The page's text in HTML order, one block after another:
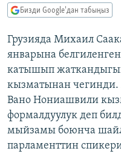
ЭКСПЕРТТЕР ТАЛДАЙТ
БИЗ ЖАНА ДҮЙНӨ
ДАНИСТЕ
ЭЖЕ-СИҢДИЛЕР
ЫҢГАЙСЫЗ СУРООЛОР
ӨЗГӨЧӨ ПИКИР
Русский
ОНЛАЙН ШЕРИНЕ
Бизди Google'дан табыңыз
Грузияда Михаил
январына
катышып
кызматынан чегинди.
Вано Нониашвили
формалдуулук деп
мыйзамы боюнча
парламенттин